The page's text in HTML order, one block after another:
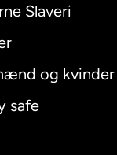
Slaveri
og kvinder
safe
Australien